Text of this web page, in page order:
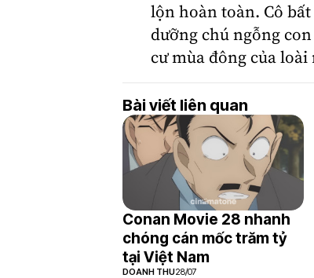
lộn hoàn toàn. Cô
dưỡng chú ngỗng
cư mùa đông của
Bài viết liên quan
Conan Movie 28 nhanh
chóng cán mốc trăm tỷ
tại Việt Nam
DOANH THU28/07